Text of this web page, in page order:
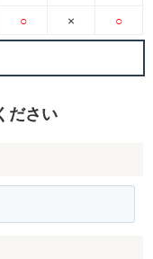
○
×
○
ださい